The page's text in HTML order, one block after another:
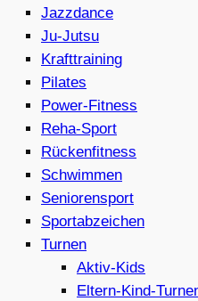
Jazzdance
Ju-Jutsu
Krafttraining
Pilates
Power-Fitness
Reha-Sport
Rückenfitness
Schwimmen
Seniorensport
Sportabzeichen
Turnen
Aktiv-Kids
Eltern-Kind-